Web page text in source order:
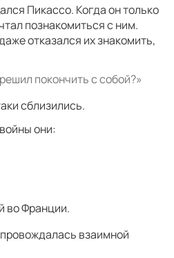
Пикассо. Когда он только
познакомиться с ним.
отказался их знакомить,
покончить с собой?»
сблизились.
они:
во Франции.
взаимной